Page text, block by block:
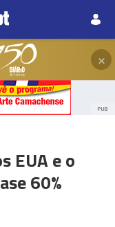
×
PUB
EUA e o
60%